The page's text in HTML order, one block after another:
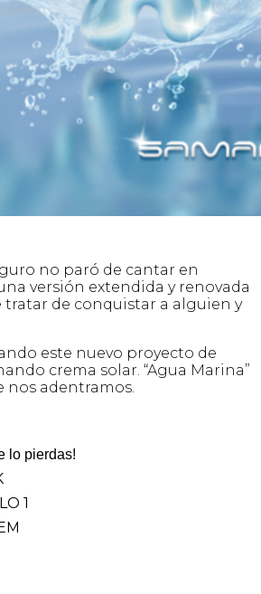
no paró de cantar en
versión extendida y renovada
tratar de conquistar a alguien y
este nuevo proyecto de
crema solar. “Agua Marina”
nos adentramos.
lo pierdas!
1